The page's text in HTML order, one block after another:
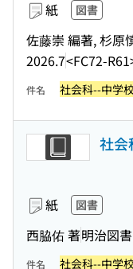
紙 図書
佐藤崇 編著, 杉原
2026.7<FC72-
件名 社会科--中学
社会
紙 図書
西脇佑 著明治図
件名 社会科--中学